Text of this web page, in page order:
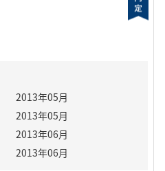
2013年05月
2013年05月
2013年06月
2013年06月